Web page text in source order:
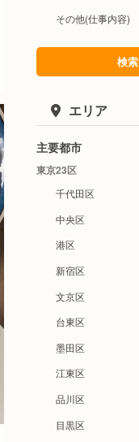
その他(仕事内容)
検索
エリア
主要都市
東京23区
千代田区
中央区
港区
新宿区
文京区
台東区
墨田区
江東区
品川区
目黒区